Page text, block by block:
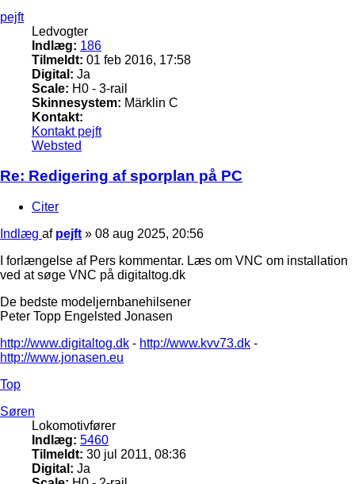
pejft
Ledvogter
Indlæg: 186
Tilmeldt: 01 feb 2016, 17:58
Digital: Ja
Scale: H0 - 3-rail
Skinnesystem: Märklin C
Kontakt:
Kontakt pejft
Websted
Re: Redigering af sporplan på PC
Citer
Indlæg af pejft » 08 aug 2025, 20:56
I forlængelse af Pers kommentar. Læs om VNC om installation
ved at søge VNC på digitaltog.dk
De bedste modeljernbanehilsener
Peter Topp Engelsted Jonasen
http://www.digitaltog.dk - http://www.kvv73.dk -
http://www.jonasen.eu
Top
Søren
Lokomotivfører
Indlæg: 5460
Tilmeldt: 30 jul 2011, 08:36
Digital: Ja